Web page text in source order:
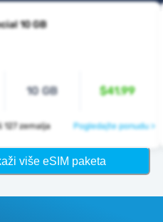
10 GB
10 GB $41.99
🇦🇺 i još 127 zemalja Pogledajte ponudu >
više eSIM paketa